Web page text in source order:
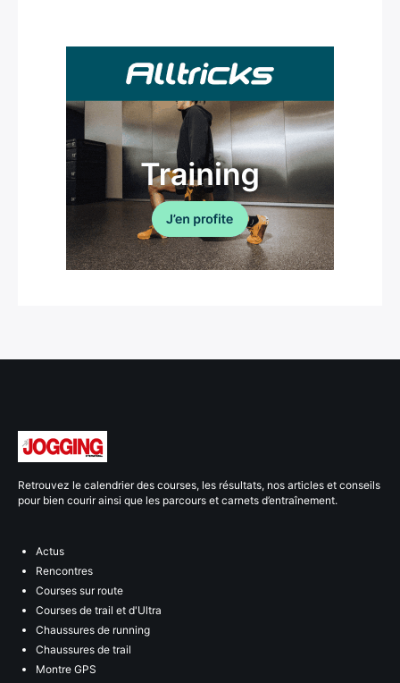
Retrouvez le calendrier des courses, les résultats, nos articles et conseils
pour bien courir ainsi que les parcours et carnets d’entraînement.
Actus
Rencontres
Courses sur route
Courses de trail et d'Ultra
Chaussures de running
Chaussures de trail
Montre GPS